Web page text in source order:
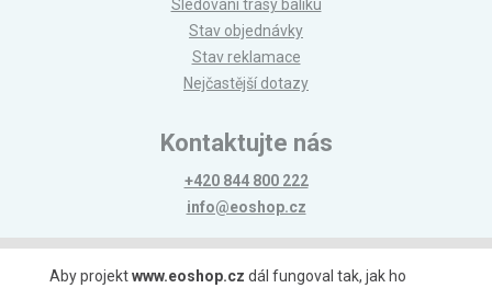
Sledování trasy balíku
Stav objednávky
Stav reklamace
Nejčastější dotazy
Kontaktujte nás
+420 844 800 222
info@eoshop.cz
Možnosti platby
Aby projektwww.eoshop.cz dál fungoval tak, jak ho